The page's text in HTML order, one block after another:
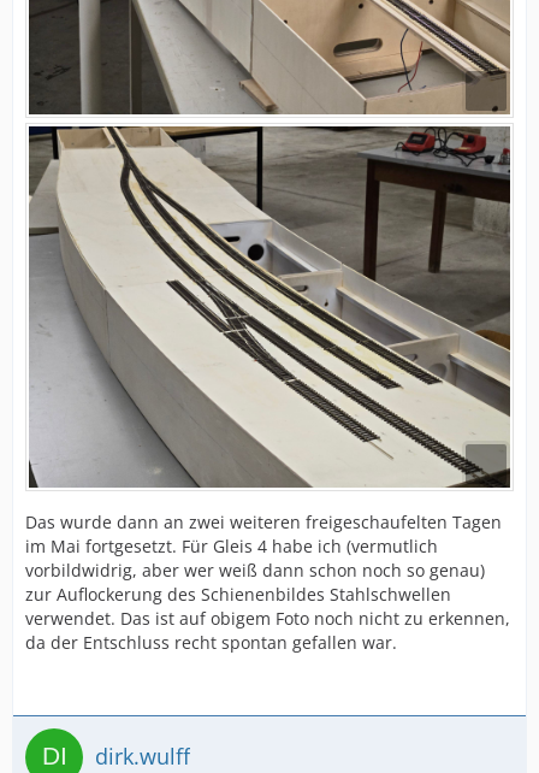
Das wurde dann an zwei weiteren freigeschaufelten Tagen
im Mai fortgesetzt. Für Gleis 4 habe ich (vermutlich
vorbildwidrig, aber wer weiß dann schon noch so genau)
zur Auflockerung des Schienenbildes Stahlschwellen
verwendet. Das ist auf obigem Foto noch nicht zu erkennen,
da der Entschluss recht spontan gefallen war.
dirk.wulff